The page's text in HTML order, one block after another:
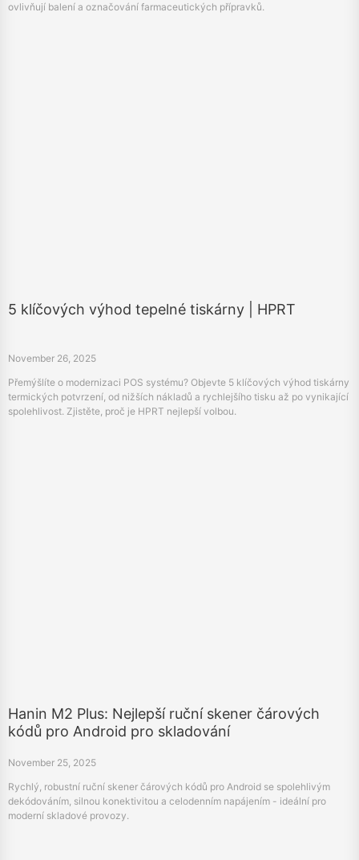
ovlivňují balení a označování farmaceutických přípravků.
Přemýšlíte o modernizaci POS systému? Objevte 5 klíčových výhod tiskárny